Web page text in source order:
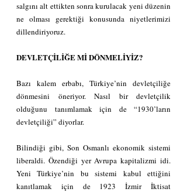
salgını alt ettikten sonra kurulacak yeni düzenin
ne olması gerektiği konusunda niyetlerimizi
dillendiriyoruz.
DEVLETÇİLİĞE Mİ DÖNMELİYİZ?
Bazı kalem erbabı, Türkiye’nin devletçiliğe
dönmesini öneriyor. Nasıl bir devletçilik
olduğunu tanımlamak için de “1930’ların
devletçiliği” diyorlar.
Bilindiği gibi, Son Osmanlı ekonomik sistemi
liberaldi. Özendiği yer Avrupa kapitalizmi idi.
Yeni Türkiye’nin bu sistemi kabul ettiğini
kanıtlamak için de 1923 İzmir İktisat